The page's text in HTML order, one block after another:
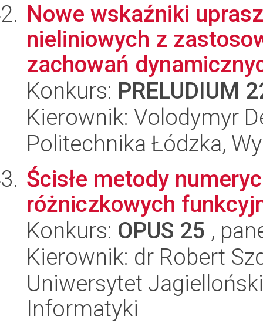
Nowe wskaźniki
nieliniowych z
zachowań
Konkurs: PRELUDIUM
Kierownik: Volodymyr
Politechnika Łódzka,
Ścisłe metody
różniczkowych
Konkurs: OPUS 25 ,
Kierownik: dr Robert
Uniwersytet
Informatyki